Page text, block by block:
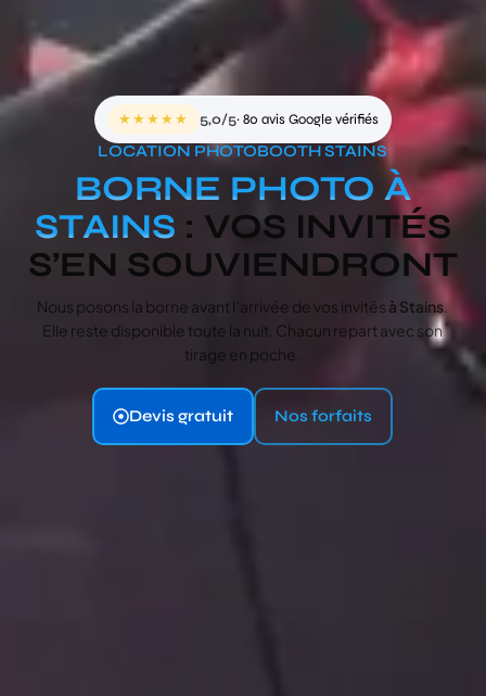
★★★★★ 5,0/5· 80 avis Google vérifiés
LOCATION PHOTOBOOTH STAINS
BORNE PHOTO À
STAINS : VOS INVITÉS
S’EN SOUVIENDRONT
Nous posons la borne avant l’arrivée de vos invités à Stains.
Elle reste disponible toute la nuit. Chacun repart avec son
tirage en poche.
Devis gratuit Nos forfaits